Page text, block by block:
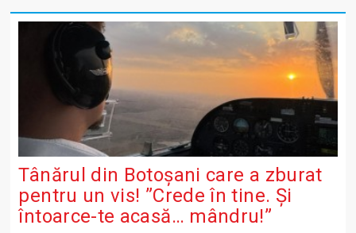
Tânărul din Botoșani care a zburat
pentru un vis! ”Crede în tine. Și
întoarce-te acasă… mândru!”